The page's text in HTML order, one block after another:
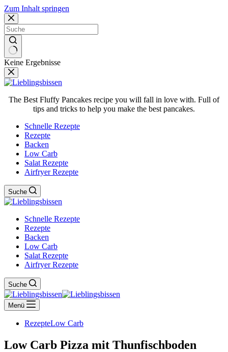
Zum Inhalt springen
Keine Ergebnisse
The Best Fluffy Pancakes recipe you will fall in love with. Full of
tips and tricks to help you make the best pancakes.
Schnelle Rezepte
Rezepte
Backen
Low Carb
Salat Rezepte
Airfryer Rezepte
Suche
Schnelle Rezepte
Rezepte
Backen
Low Carb
Salat Rezepte
Airfryer Rezepte
Suche
Menü
RezepteLow Carb
Low Carb Pizza mit Thunfischboden